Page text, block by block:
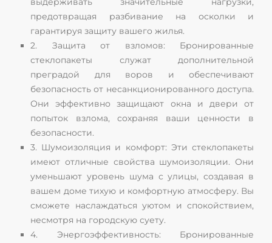
предотвращая разбивание на осколки и
гарантируя защиту вашего жилья.
2. Защита от взломов: Бронированные
стеклопакеты служат дополнительной
преградой для воров и обеспечивают
безопасность от несанкционированного доступа.
Они эффективно защищают окна и двери от
попыток взлома, сохраняя ваши ценности в
безопасности.
3. Шумоизоляция и комфорт: Эти стеклопакеты
имеют отличные свойства шумоизоляции. Они
уменьшают уровень шума с улицы, создавая в
вашем доме тихую и комфортную атмосферу. Вы
сможете наслаждаться уютом и спокойствием,
несмотря на городскую суету.
4. Энергоэффективность: Бронированные